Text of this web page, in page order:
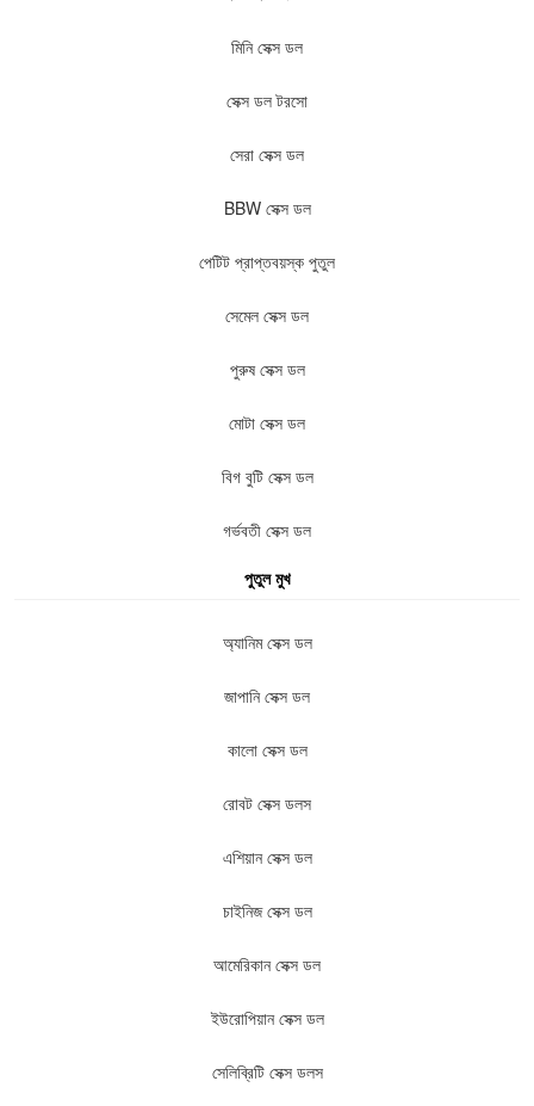
মিনি সেক্স ডল
সেক্স ডল টরসো
সেরা সেক্স ডল
BBW সেক্স ডল
পেটিট প্রাপ্তবয়স্ক পুতুল
সেমেল সেক্স ডল
পুরুষ সেক্স ডল
মোটা সেক্স ডল
বিগ বুটি সেক্স ডল
গর্ভবতী সেক্স ডল
পুতুল মুখ
অ্যানিম সেক্স ডল
জাপানি সেক্স ডল
কালো সেক্স ডল
রোবট সেক্স ডলস
এশিয়ান সেক্স ডল
চাইনিজ সেক্স ডল
আমেরিকান সেক্স ডল
ইউরোপিয়ান সেক্স ডল
সেলিব্রিটি সেক্স ডলস